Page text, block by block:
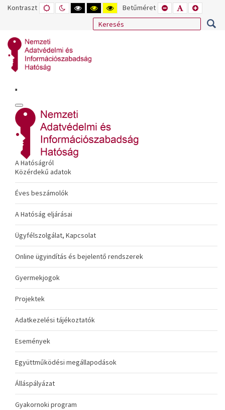
Kontraszt ALAPÉRTELMEZETT
MÓD
ÉJSZAKAI
MÓD
NAGY
KONTRASZTÚ
FEKETE-
FEHÉR
NAGY
KONTRASZTÚ
FEKETE
SÁRGA
NAGY
KONTRASZTÚ
SÁRGA
FEKETE
Betűméret KISEBB
BETŰTÍPUS
BEÁLLÍTÁSA
BETŰMÉRET
BEÁLLÍTÁSA
A Hatóságról
Közérdekű adatok
Éves beszámolók
A Hatóság eljárásai
Ügyfélszolgálat, Kapcsolat
Online ügyindítás és bejelentő rendszerek
Gyermekjogok
Projektek
Adatkezelési tájékoztatók
Események
Együttműködési megállapodások
Álláspályázat
Gyakornoki program